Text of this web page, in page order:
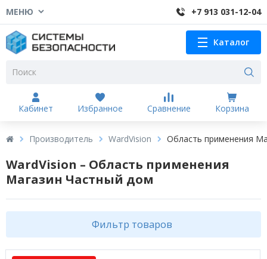
МЕНЮ +7 913 031-12-04
Каталог
Кабинет Избранное Сравнение Корзина
Производитель WardVision Область применения
WardVision – Область применения
Магазин Частный дом
Фильтр товаров